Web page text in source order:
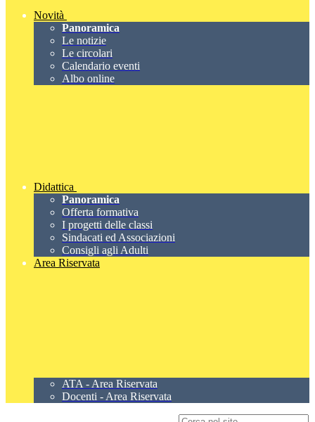
Novità
Panoramica
Le notizie
Le circolari
Calendario eventi
Albo online
Didattica
Panoramica
Offerta formativa
I progetti delle classi
Sindacati ed Associazioni
Consigli agli Adulti
Area Riservata
ATA - Area Riservata
Docenti - Area Riservata